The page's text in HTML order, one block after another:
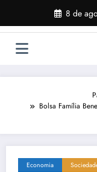
o
8 de
Bolsa Família
Economia